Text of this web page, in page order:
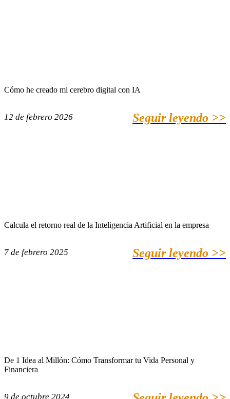
Cómo he creado mi cerebro digital con IA
12 de febrero 2026 Seguir leyendo >>
Calcula el retorno real de la Inteligencia Artificial en la empresa
7 de febrero 2025 Seguir leyendo >>
De 1 Idea al Millón: Cómo Transformar tu Vida Personal y
Financiera
9 de octubre 2024